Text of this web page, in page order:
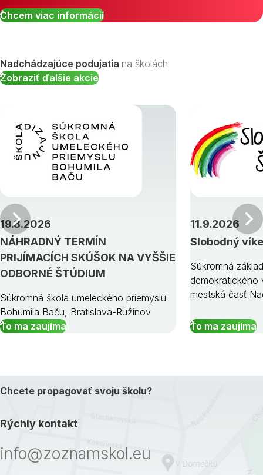
Chcem viac informácií
Nadchádzajúce podujatia na školách
Zobraziť ďalšie akcie
NÁHRADNÝ TERMÍN
PRIJÍMACÍCH SKÚŠOK NA VYŠŠIE
ODBORNÉ ŠTÚDIUM
19.8.2026
Súkromná škola umeleckého priemyslu
Bohumila Baču, Bratislava-Ružinov
To ma zaujíma
Slobodný
11.9.2026
Súkromná
demokratického
mestská časť
To ma zaujíma
Predchádzajúci
Chcete propagovať svoju školu?
Rýchly kontakt
info@zoznamskol.eu